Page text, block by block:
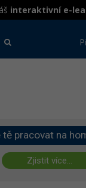
interaktivní e-
tě pracovat na
Zjistit více...